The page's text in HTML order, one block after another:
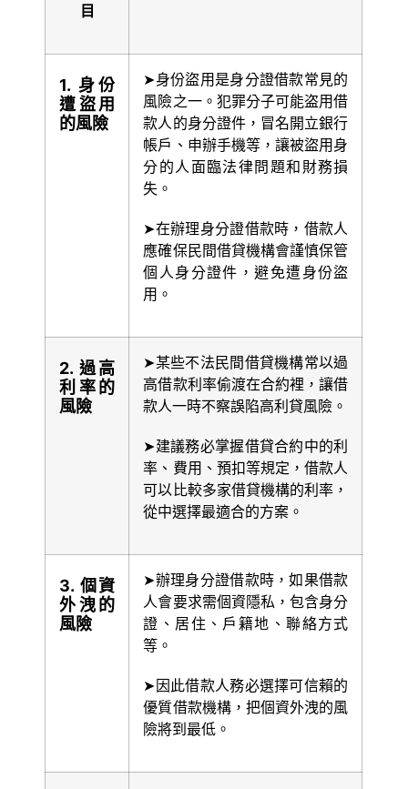
目
1. 身份
遭盜用
的風險
➤身份盜用是身分證借款常見的
風險之一。犯罪分子可能盗用借
款人的身分證件，冒名開立銀行
帳戶、申辦手機等，讓被盜用身
分的人面臨法律問題和財務損
失。
➤在辦理身分證借款時，借款人
應確保民間借貸機構會謹慎保管
個人身分證件，避免遭身份盜
用。
2. 過高
利率的
風險
➤某些不法民間借貸機構常以過
高借款利率偷渡在合約裡，讓借
款人一時不察誤陷高利貸風險。
➤建議務必掌握借貸合約中的利
率、費用、預扣等規定，借款人
可以比較多家借貸機構的利率，
從中選擇最適合的方案。
3. 個資
外洩的
風險
➤辦理身分證借款時，如果借款
人會要求需個資隱私，包含身分
證、居住、戶籍地、聯絡方式
等。
➤因此借款人務必選擇可信賴的
優質借款機構，把個資外洩的風
險將到最低。